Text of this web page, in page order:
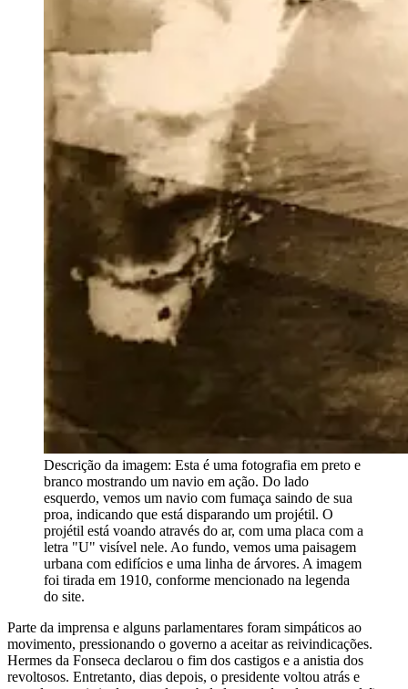
Descrição da imagem: Esta é uma fotografia em preto e
branco mostrando um navio em ação. Do lado
esquerdo, vemos um navio com fumaça saindo de sua
proa, indicando que está disparando um projétil. O
projétil está voando através do ar, com uma placa com a
letra "U" visível nele. Ao fundo, vemos uma paisagem
urbana com edifícios e uma linha de árvores. A imagem
foi tirada em 1910, conforme mencionado na legenda
do site.
Parte da imprensa e alguns parlamentares foram simpáticos ao
movimento, pressionando o governo a aceitar as reivindicações.
Hermes da Fonseca declarou o fim dos castigos e a anistia dos
revoltosos. Entretanto, dias depois, o presidente voltou atrás e